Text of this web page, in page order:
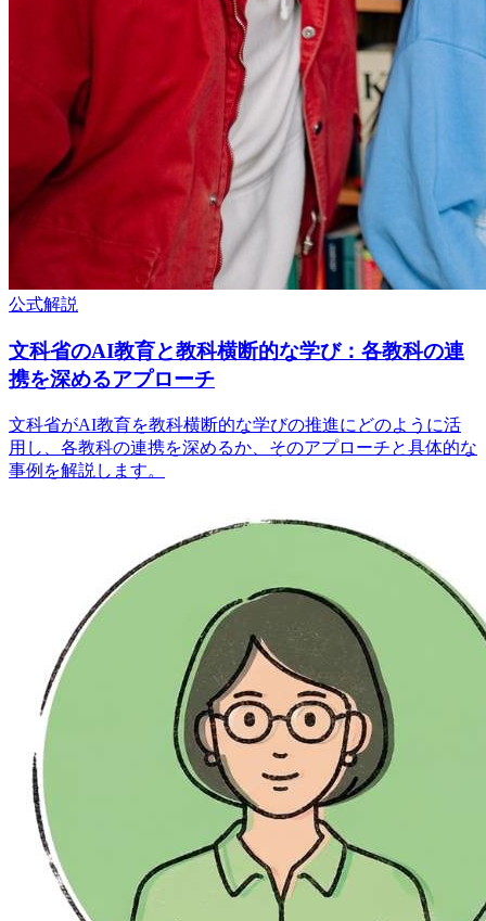
公式解説
文科省のAI教育と教科横断的な学び：各教科の連
携を深めるアプローチ
文科省がAI教育を教科横断的な学びの推進にどのように活
用し、各教科の連携を深めるか、そのアプローチと具体的な
事例を解説します。